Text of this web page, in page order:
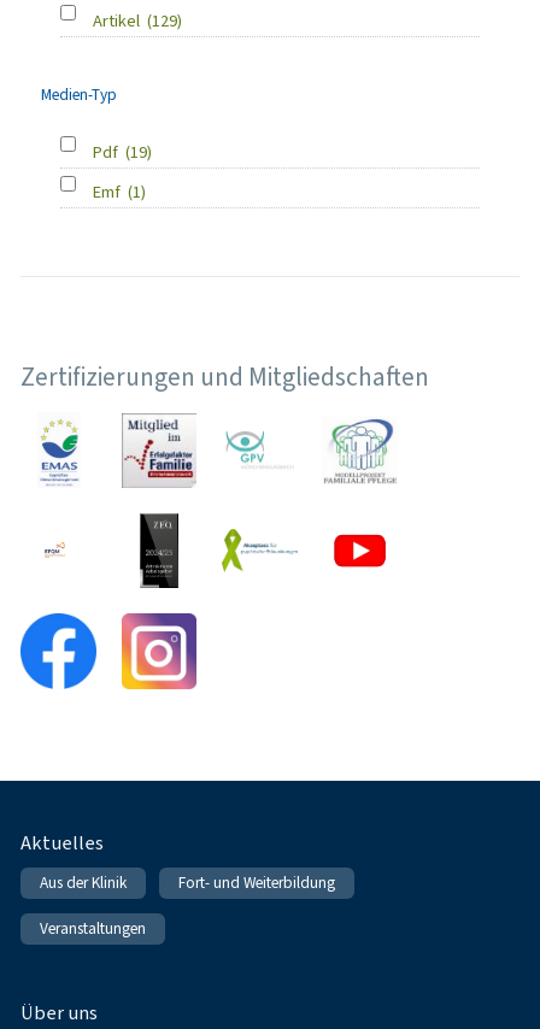
Artikel (129)
Medien-Typ
Pdf (19)
Emf (1)
Zertifizierungen und Mitgliedschaften
Fußnavigation
Aktuelles
Aus der Klinik Fort- und Weiterbildung
Veranstaltungen
Über uns